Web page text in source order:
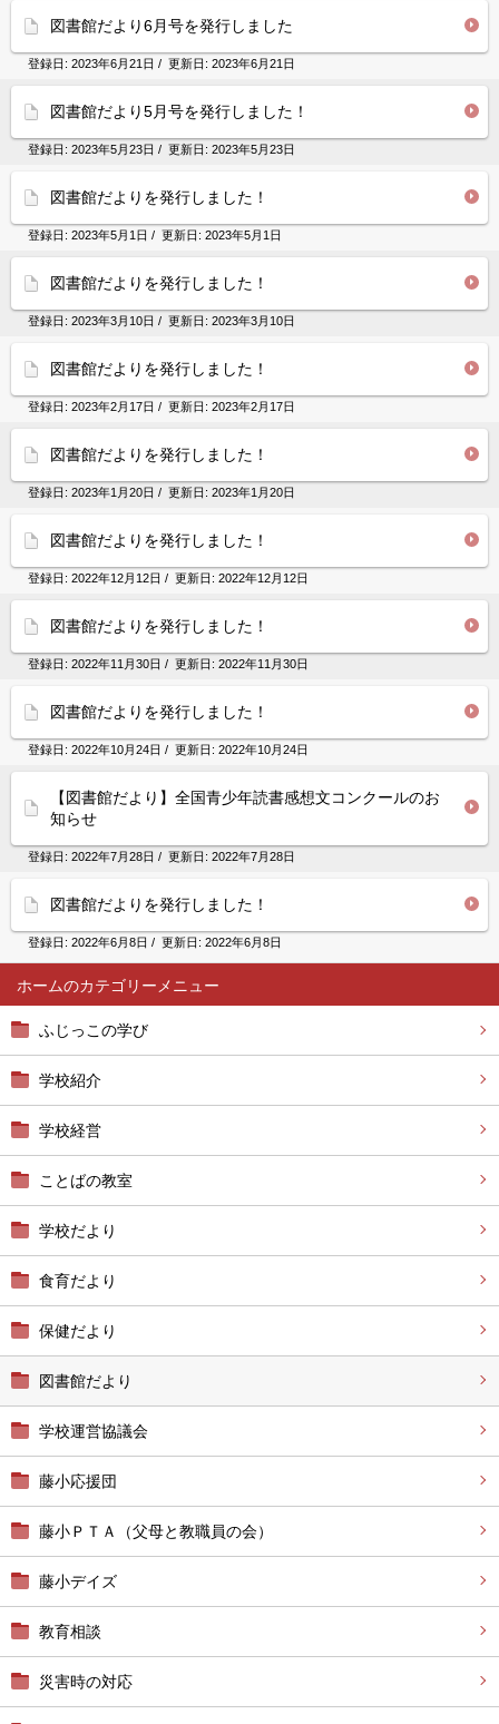
ホーム
ふじっこの学び
学校紹介
学校経営
ことばの教室
学校だより
食育だより
保健だより
図書館だより
学校運営協議会
藤小応援団
藤小ＰＴＡ（父母と教職員の会）
藤小デイズ
教育相談
災害時の対応
図書館だより6月号を発行しました
登録日: 2023年6月21日 / 更新日: 2023年6月21日
図書館だより5月号を発行しました！
登録日: 2023年5月23日 / 更新日: 2023年5月23日
図書館だよりを発行しました！
登録日: 2023年5月1日 / 更新日: 2023年5月1日
図書館だよりを発行しました！
登録日: 2023年3月10日 / 更新日: 2023年3月10日
図書館だよりを発行しました！
登録日: 2023年2月17日 / 更新日: 2023年2月17日
図書館だよりを発行しました！
登録日: 2023年1月20日 / 更新日: 2023年1月20日
図書館だよりを発行しました！
登録日: 2022年12月12日 / 更新日: 2022年12月12日
図書館だよりを発行しました！
登録日: 2022年11月30日 / 更新日: 2022年11月30日
図書館だよりを発行しました！
登録日: 2022年10月24日 / 更新日: 2022年10月24日
【図書館だより】全国青少年読書感想文コンクールのお
知らせ
登録日: 2022年7月28日 / 更新日: 2022年7月28日
図書館だよりを発行しました！
登録日: 2022年6月8日 / 更新日: 2022年6月8日